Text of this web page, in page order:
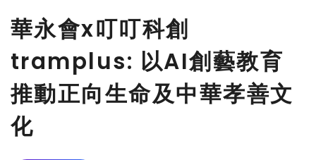
華永會x叮叮科創
tramplus: 以AI創藝教育
推動正向生命及中華孝善文
化